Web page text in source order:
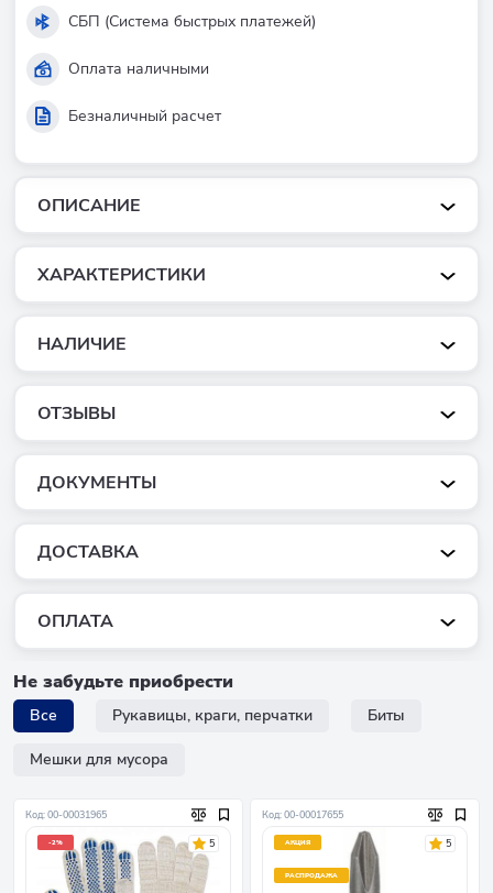
ОПИСАНИЕ
ХАРАКТЕРИСТИКИ
НАЛИЧИЕ
ОТЗЫВЫ
ДОКУМЕНТЫ
ДОСТАВКА
ОПЛАТА
СБП (Система быстрых платежей)
Оплата наличными
Безналичный расчет
Не забудьте приобрести
Все Рукавицы, краги, перчатки Биты
Мешки для мусора
Код: 00-00031965
-2% 5
Код: 00-00017655
АКЦИЯ
РАСПРОДАЖА
5